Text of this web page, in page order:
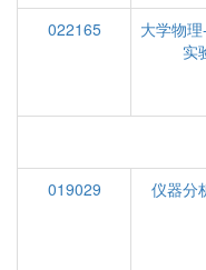
022165
大学物
实
019029 仪器分